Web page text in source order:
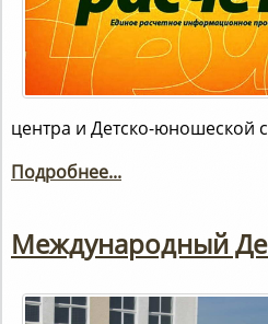
центра и Детско-юношеской
Подробнее...
Международный